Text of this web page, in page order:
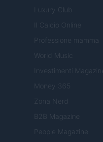
Luxury Club
Il Calcio Online
Professione mamma
World Music
Investimenti Magazine
Money 365
Zona Nerd
B2B Magazine
People Magazine